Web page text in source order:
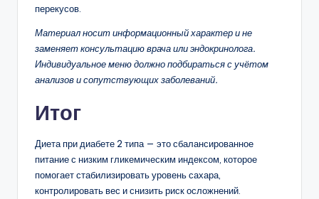
перекусов.
Материал носит информационный характер и не
заменяет консультацию врача или эндокринолога.
Индивидуальное меню должно подбираться с учётом
анализов и сопутствующих заболеваний.
Итог
Диета при диабете 2 типа — это сбалансированное
питание с низким гликемическим индексом, которое
помогает стабилизировать уровень сахара,
контролировать вес и снизить риск осложнений.